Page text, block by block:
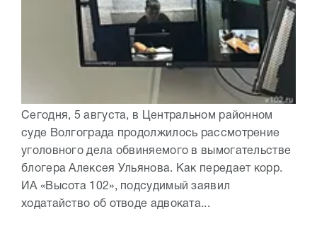
Сегодня, 5 августа, в Центральном районном
суде Волгограда продолжилось рассмотрение
уголовного дела обвиняемого в вымогательстве
блогера Алексея Ульянова. Как передает корр.
ИА «Высота 102», подсудимый заявил
ходатайство об отводе адвоката...